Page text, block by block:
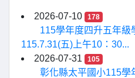
2026-07-10 178
115學年度四升五年級
115.7.31(五)上午10：30...
2026-07-31
105
彰化縣太平國小115學